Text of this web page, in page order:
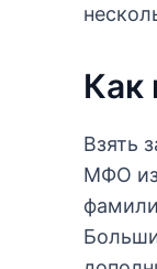
Как
Взять
МФО из